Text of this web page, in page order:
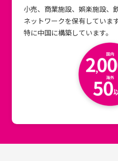
小売、商業施設、娯楽施設、
ネットワークを保有していま
特に中国に構築しています。